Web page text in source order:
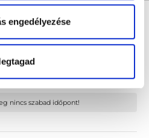
engedélyezése
egészségügyi orvos
nincs szabad időpont!